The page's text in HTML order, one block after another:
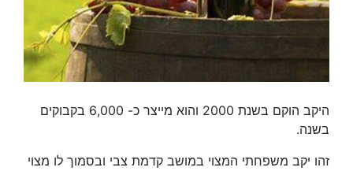
היקב הוקם בשנת 2000 והוא מייצר כ- 6,000 בקבוקים
בשנה.
זהו יקב משפחתי המצוי במושב קדמת צבי ובסמוך לו מצוי